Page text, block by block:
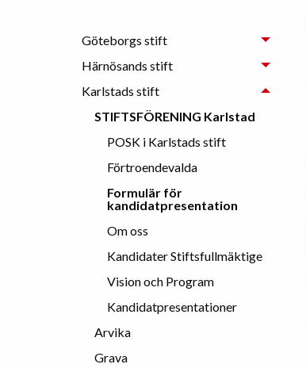
Göteborgs stift
Härnösands stift
Karlstads stift
STIFTSFÖRENING Karlstad
POSK i Karlstads stift
Förtroendevalda
Formulär för
kandidatpresentation
Om oss
Kandidater Stiftsfullmäktige
Vision och Program
Kandidatpresentationer
Arvika
Grava